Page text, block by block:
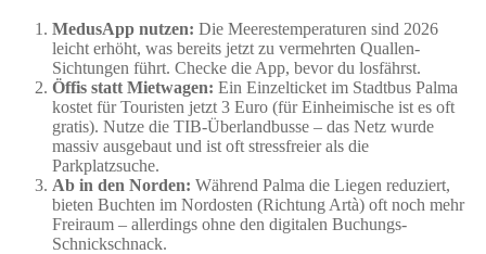
MedusApp nutzen: Die Meerestemperaturen sind 2026
leicht erhöht, was bereits jetzt zu vermehrten Quallen-
Sichtungen führt. Checke die App, bevor du losfährst.
Öffis statt Mietwagen: Ein Einzelticket im Stadtbus Palma
kostet für Touristen jetzt 3 Euro (für Einheimische ist es oft
gratis). Nutze die TIB-Überlandbusse – das Netz wurde
massiv ausgebaut und ist oft stressfreier als die
Parkplatzsuche.
Ab in den Norden: Während Palma die Liegen reduziert,
bieten Buchten im Nordosten (Richtung Artà) oft noch mehr
Freiraum – allerdings ohne den digitalen Buchungs-
Schnickschnack.